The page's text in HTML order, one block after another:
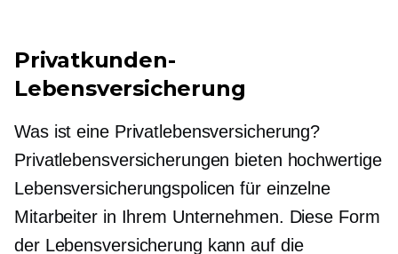
Privatkunden-
Lebensversicherung
Was ist eine Privatlebensversicherung?
Privatlebensversicherungen bieten hochwertige
Lebensversicherungspolicen für einzelne
Mitarbeiter in Ihrem Unternehmen. Diese Form
der Lebensversicherung kann auf die